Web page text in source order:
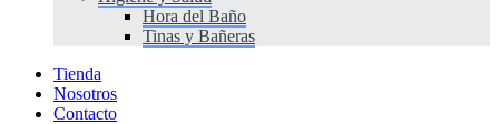
Hora del Baño
Tinas y Bañeras
Tienda
Nosotros
Contacto